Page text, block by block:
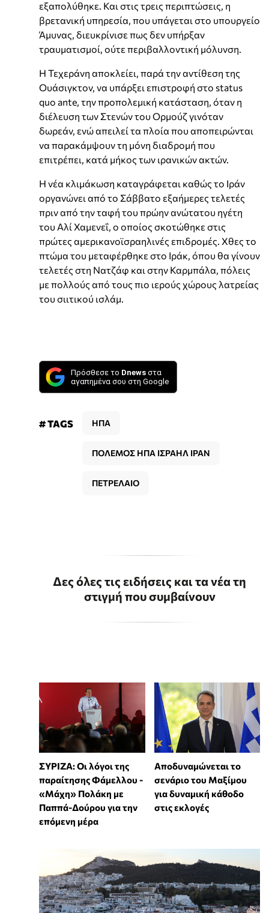
εξαπολύθηκε. Και στις τρεις περιπτώσεις, η
βρετανική υπηρεσία, που υπάγεται στο υπουργείο
Άμυνας, διευκρίνισε πως δεν υπήρξαν
τραυματισμοί, ούτε περιβαλλοντική μόλυνση.
Η Τεχεράνη αποκλείει, παρά την αντίθεση της
Ουάσιγκτον, να υπάρξει επιστροφή στο status
quo ante, την προπολεμική κατάσταση, όταν η
διέλευση των Στενών του Ορμούζ γινόταν
δωρεάν, ενώ απειλεί τα πλοία που αποπειρώνται
να παρακάμψουν τη μόνη διαδρομή που
επιτρέπει, κατά μήκος των ιρανικών ακτών.
Η νέα κλιμάκωση καταγράφεται καθώς το Ιράν
οργανώνει από το Σάββατο εξαήμερες τελετές
πριν από την ταφή του πρώην ανώτατου ηγέτη
του Αλί Χαμενεΐ, ο οποίος σκοτώθηκε στις
πρώτες αμερικανοϊσραηλινές επιδρομές. Χθες το
πτώμα του μεταφέρθηκε στο Ιράκ, όπου θα γίνουν
τελετές στη Νατζάφ και στην Καρμπάλα, πόλεις
με πολλούς από τους πιο ιερούς χώρους λατρείας
του σιιτικού ισλάμ.
Πρόσθεσε το Dnews στα
αγαπημένα σου στη Google
# TAGS ΗΠΑ
ΠΟΛΕΜΟΣ ΗΠΑ ΙΣΡΑΗΛ ΙΡΑΝ
ΠΕΤΡΕΛΑΙΟ
Δες όλες τις ειδήσεις και τα νέα τη
στιγμή που συμβαίνουν
ΣΥΡΙΖΑ: Οι λόγοι της
παραίτησης Φάμελλου -
«Μάχη» Πολάκη με
Παππά-Δούρου για την
επόμενη μέρα
Αποδυναμώνεται το
σενάριο του Μαξίμου
για δυναμική κάθοδο
στις εκλογές